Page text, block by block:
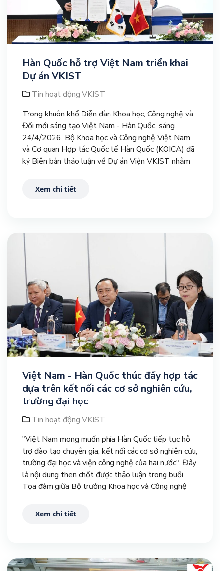
Hàn Quốc hỗ trợ Việt Nam triển khai
Dự án VKIST
Tin hoạt động VKIST
Trong khuôn khổ Diễn đàn Khoa học, Công nghệ và
Đổi mới sáng tạo Việt Nam - Hàn Quốc, sáng
24/4/2026, Bộ Khoa học và Công nghệ Việt Nam
và Cơ quan Hợp tác Quốc tế Hàn Quốc (KOICA) đã
ký Biên bản thảo luận về Dự án Viện VKIST nhằm
công nghệ, đổi mới sáng tạo và kết nối doanh
Xem chi tiết
Việt Nam - Hàn Quốc thúc đẩy hợp tác
dựa trên kết nối các cơ sở nghiên cứu,
trường đại học
Tin hoạt động VKIST
"Việt Nam mong muốn phía Hàn Quốc tiếp tục hỗ
trợ đào tạo chuyên gia, kết nối các cơ sở nghiên cứu,
trường đại học và viện công nghệ của hai nước". Đây
là nội dung then chốt được thảo luận trong buổi
Tọa đàm giữa Bộ trưởng Khoa học và Công nghệ
tướng, Bộ trưởng Khoa học và ICT Hàn Quốc Bae
Xem chi tiết